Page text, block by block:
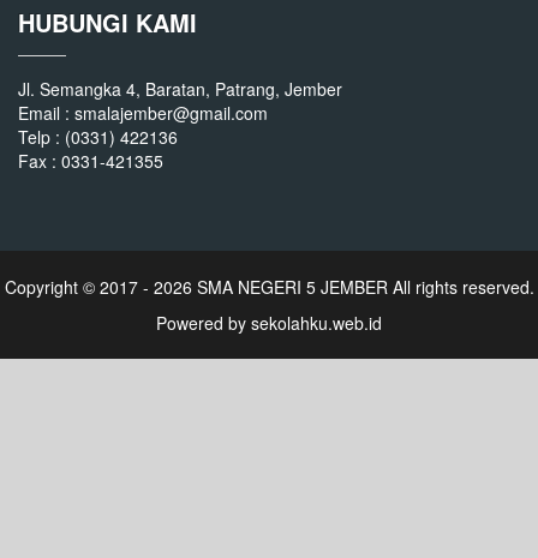
HUBUNGI KAMI
Jl. Semangka 4, Baratan, Patrang, Jember
Email : smalajember@gmail.com
Telp : (0331) 422136
Fax : 0331-421355
Copyright © 2017 - 2026 SMA NEGERI 5 JEMBERAll rights reserved.
Powered by sekolahku.web.id